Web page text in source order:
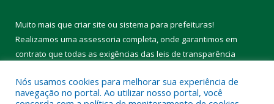
Muito mais que criar site ou sistema para prefeituras!
Realizamos uma assessoria completa, onde garantimos em
contrato que todas as exigências das leis de transparência
Conheça oPNTPe oRadar da Transparência Pública
Nós usamos cookies para melhorar sua experiência de
navegação no portal. Ao utilizar nosso portal, você